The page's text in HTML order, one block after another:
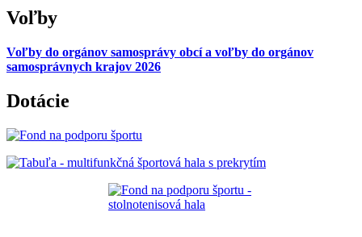
Voľby
Voľby do orgánov samosprávy obcí a voľby do orgánov
samosprávnych krajov 2026
Dotácie